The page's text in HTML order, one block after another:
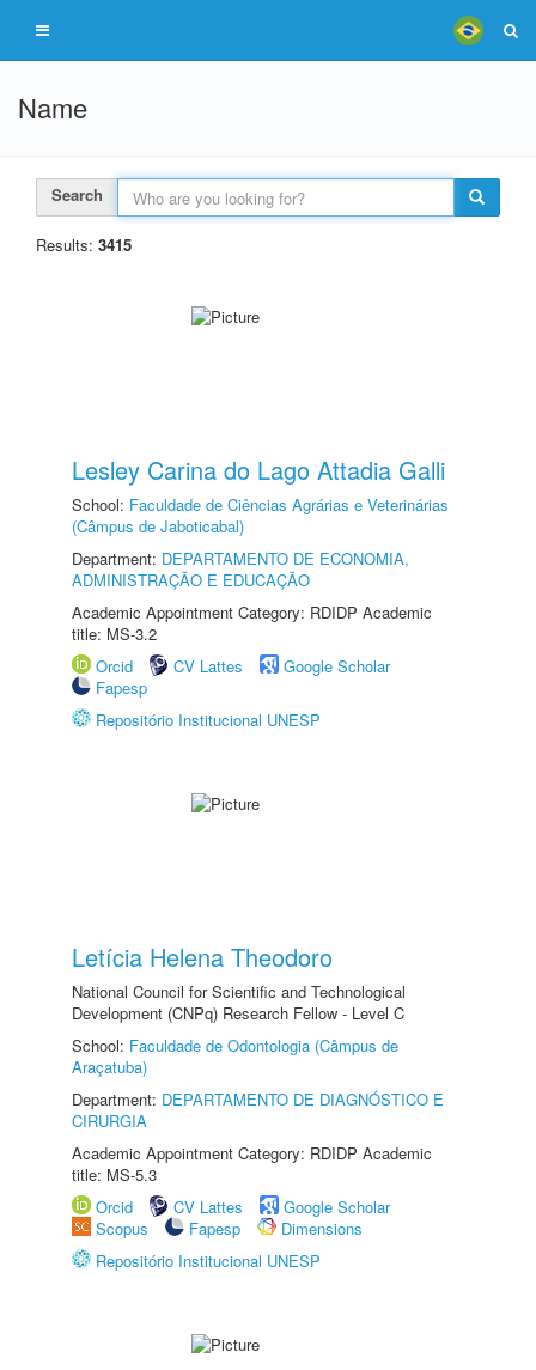
Name
Search
Results: 3415
Lesley Carina do Lago Attadia Galli
School: Faculdade de Ciências Agrárias e Veterinárias
(Câmpus de Jaboticabal)
Department: DEPARTAMENTO DE ECONOMIA,
ADMINISTRAÇÃO E EDUCAÇÃO
Academic Appointment Category: RDIDP Academic
title: MS-3.2
Orcid
CV Lattes
Google Scholar
Fapesp
Repositório Institucional UNESP
Letícia Helena Theodoro
National Council for Scientific and Technological
Development (CNPq) Research Fellow - Level C
School: Faculdade de Odontologia (Câmpus de
Araçatuba)
Department: DEPARTAMENTO DE DIAGNÓSTICO E
CIRURGIA
Academic Appointment Category: RDIDP Academic
title: MS-5.3
Orcid
CV Lattes
Google Scholar
Scopus
Fapesp
Dimensions
Repositório Institucional UNESP